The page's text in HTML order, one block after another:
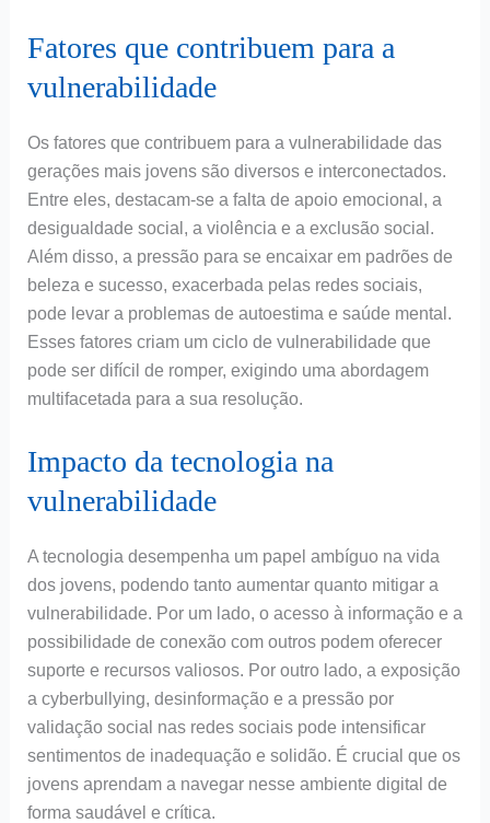
Fatores que contribuem para a
vulnerabilidade
Os fatores que contribuem para a vulnerabilidade das
gerações mais jovens são diversos e interconectados.
Entre eles, destacam-se a falta de apoio emocional, a
desigualdade social, a violência e a exclusão social.
Além disso, a pressão para se encaixar em padrões de
beleza e sucesso, exacerbada pelas redes sociais,
pode levar a problemas de autoestima e saúde mental.
Esses fatores criam um ciclo de vulnerabilidade que
pode ser difícil de romper, exigindo uma abordagem
multifacetada para a sua resolução.
Impacto da tecnologia na
vulnerabilidade
A tecnologia desempenha um papel ambíguo na vida
dos jovens, podendo tanto aumentar quanto mitigar a
vulnerabilidade. Por um lado, o acesso à informação e a
possibilidade de conexão com outros podem oferecer
suporte e recursos valiosos. Por outro lado, a exposição
a cyberbullying, desinformação e a pressão por
validação social nas redes sociais pode intensificar
sentimentos de inadequação e solidão. É crucial que os
jovens aprendam a navegar nesse ambiente digital de
forma saudável e crítica.